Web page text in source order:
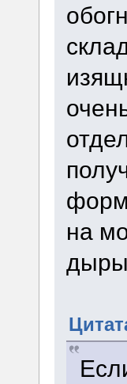
на